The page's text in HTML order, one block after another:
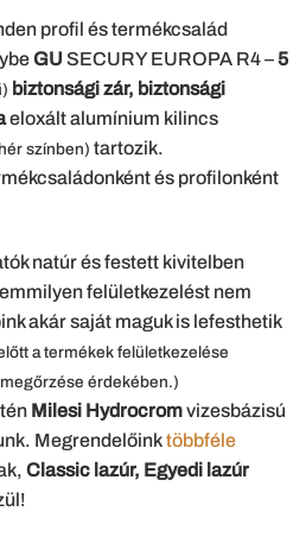
profil és termékcsalád
GU SECURY EUROPA R4 –5
biztonsági zár, biztonsági
eloxált alumínium kilincs
színben) tartozik.
és profilonként
natúr és festett kivitelben
felületkezelést nem
akár saját maguk is lefesthetik
a termékek felületkezelése
érdekében.)
Milesi Hydrocromvizesbázisú
Megrendelőinktöbbféle
Classic lazúr, Egyedi lazúr